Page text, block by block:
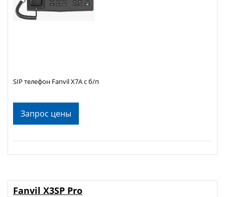
Запрос цены
SIP телефон Fanvil X7A с б/п
Fanvil X3SP Pro